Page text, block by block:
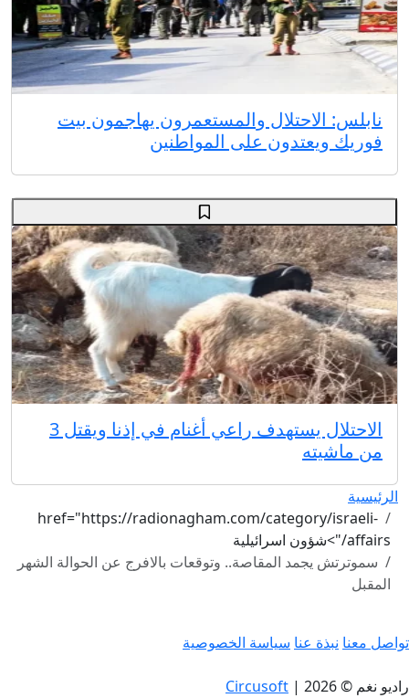
نابلس: الاحتلال والمستعمرون يهاجمون بيت
فوريك ويعتدون على المواطنين
الاحتلال يستهدف راعي أغنام في إذنا ويقتل 3
من ماشيته
الرئيسية
href="https://radionagham.com/category/israeli-
affairs/">شؤون اسرائيلية
سموترتش يجمد المقاصة.. وتوقعات بالافرج عن الحوالة الشهر
المقبل
تواصل معنا نبذة عنا سياسة الخصوصية
راديو نغم © 2026 |
Circusoft